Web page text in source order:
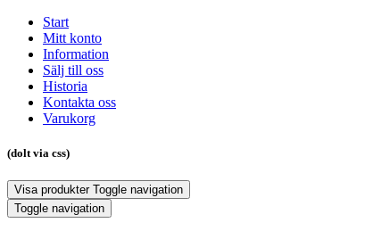
Start
Mitt konto
Information
Sälj till oss
Historia
Kontakta oss
Varukorg
(dolt via css)
Visa produkter Toggle navigation
Toggle navigation